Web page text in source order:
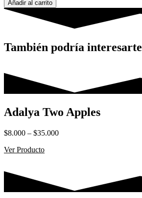
hasta
Two
Apples
cantidad
Añadir al carrito
También podría interesarte
Adalya Two Apples
$8.000 – $35.000Rango
$35.000
Ver Producto